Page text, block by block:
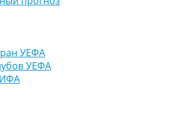
УЕФА
УЕФА